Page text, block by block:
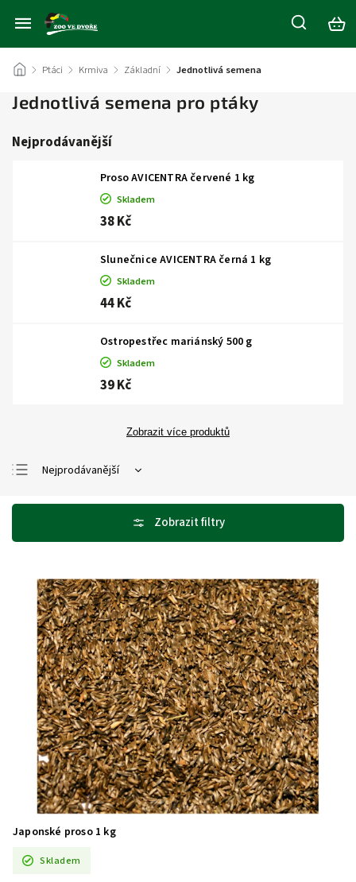
/ Ptáci / Krmiva / Základní / Jednotlivá semena
Jednotlivá semena pro ptáky
Nejprodávanější
Proso AVICENTRA červené 1 kg
Skladem
38 Kč
Slunečnice AVICENTRA černá 1 kg
Skladem
44 Kč
Ostropestřec mariánský 500 g
Skladem
39 Kč
Zobrazit více produktů
Nejprodávanější
Abecedně
Japonské proso 1 kg
Skladem